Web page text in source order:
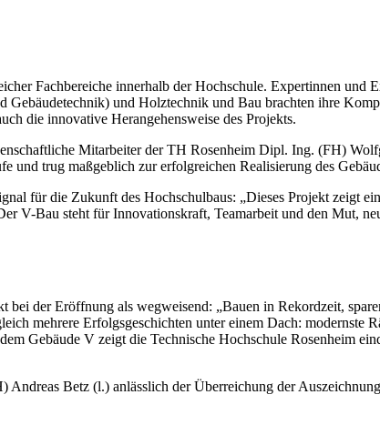
Fachbereiche innerhalb der Hochschule. Expertinnen und
Gebäudetechnik) und Holztechnik und Bau brachten ihre
die innovative Herangehensweise des Projekts.
Mitarbeiter der TH Rosenheim Dipl. Ing. (FH)
und trug maßgeblich zur erfolgreichen Realisierung des
für die Zukunft des Hochschulbaus: „Dieses Projekt zeigt
V-Bau steht für Innovationskraft, Teamarbeit und den Mut,
der Eröffnung als wegweisend: „Bauen in Rekordzeit,
mehrere Erfolgsgeschichten unter einem Dach: modernste
Gebäude V zeigt die Technische Hochschule Rosenheim
Andreas Betz (l.) anlässlich der Überreichung der